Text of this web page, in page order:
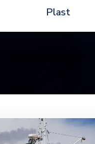
Plast